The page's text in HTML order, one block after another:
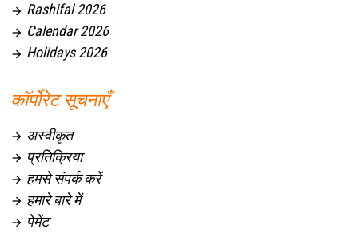
 Rashifal 2026
 Calendar 2026
 Holidays 2026
कॉर्पोरेट सूचनाएँ
 अस्वीकृत
 प्रतिक्रिया
 हमसे संपर्क करें
 हमारे बारे में
 पेमेंट